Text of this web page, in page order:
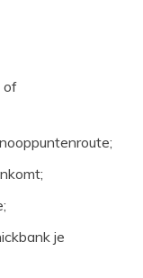
of
je